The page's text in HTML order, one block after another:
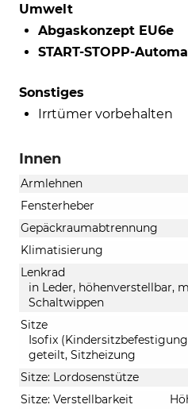
Umwelt
Abgaskonzept EU6e
START-STOPP-
Sonstiges
Irrtümer vorbehalten
Innen
Armlehnen
Fensterheber
Gepäckraumabtrennung
Klimatisierung
Lenkrad
in Leder, höhenverstellbar,
Schaltwippen
Sitze
Isofix
geteilt, Sitzheizung
Sitze: Lordosenstütze
Sitze: Verstellbarkeit